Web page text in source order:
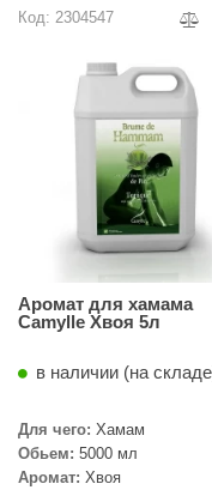
Код: 2304547
Аромат для хамама
Camylle Хвоя 5л
в наличии (на
Для чего: Хамам
Обьем: 5000 мл
Аромат: Хвоя